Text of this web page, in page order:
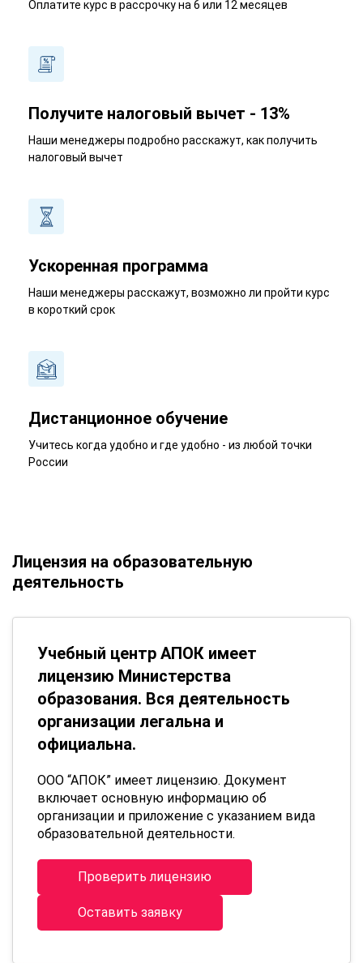
Оплатите курс в рассрочку на 6 или 12 месяцев
Получите налоговый вычет - 13%
Наши менеджеры подробно расскажут, как получить
налоговый вычет
Ускоренная программа
Наши менеджеры расскажут, возможно ли пройти курс
в короткий срок
Дистанционное обучение
Учитесь когда удобно и где удобно - из любой точки
России
Лицензия на образовательную
деятельность
Учебный центр АПОК имеет
лицензию Министерства
образования. Вся деятельность
организации легальна и
официальна.
ООО “АПОК” имеет лицензию. Документ
включает основную информацию об
организации и приложение с указанием вида
образовательной деятельности.
Проверить лицензию
Оставить заявку